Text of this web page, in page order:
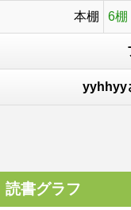
本棚 6棚
yyhhyy
読書グラフ